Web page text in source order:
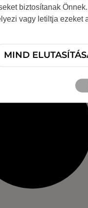
biztosítanak
vagy letiltja ezeket
MIND